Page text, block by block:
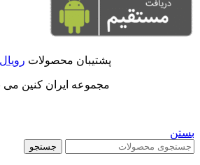
پشتیبان محصولات
مجموعه ایران کنین می
بستن
جستجو